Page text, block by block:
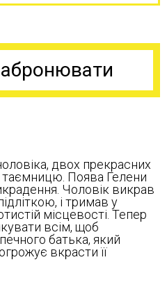
двох прекрасних
таємницю. Поява Гелени
Чоловік викрав
і тримав у
місцевості. Тепер
всім, щоб
батька, який
вкрасти її